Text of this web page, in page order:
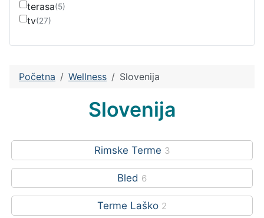
Početna Wellness Slovenija
Slovenija
Rimske Terme3
Bled6
Terme Laško2
terasa(5)
tv(27)